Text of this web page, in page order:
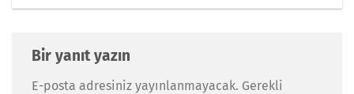
Bir yanıt yazın
E-posta adresiniz yayınlanmayacak. Gerekli